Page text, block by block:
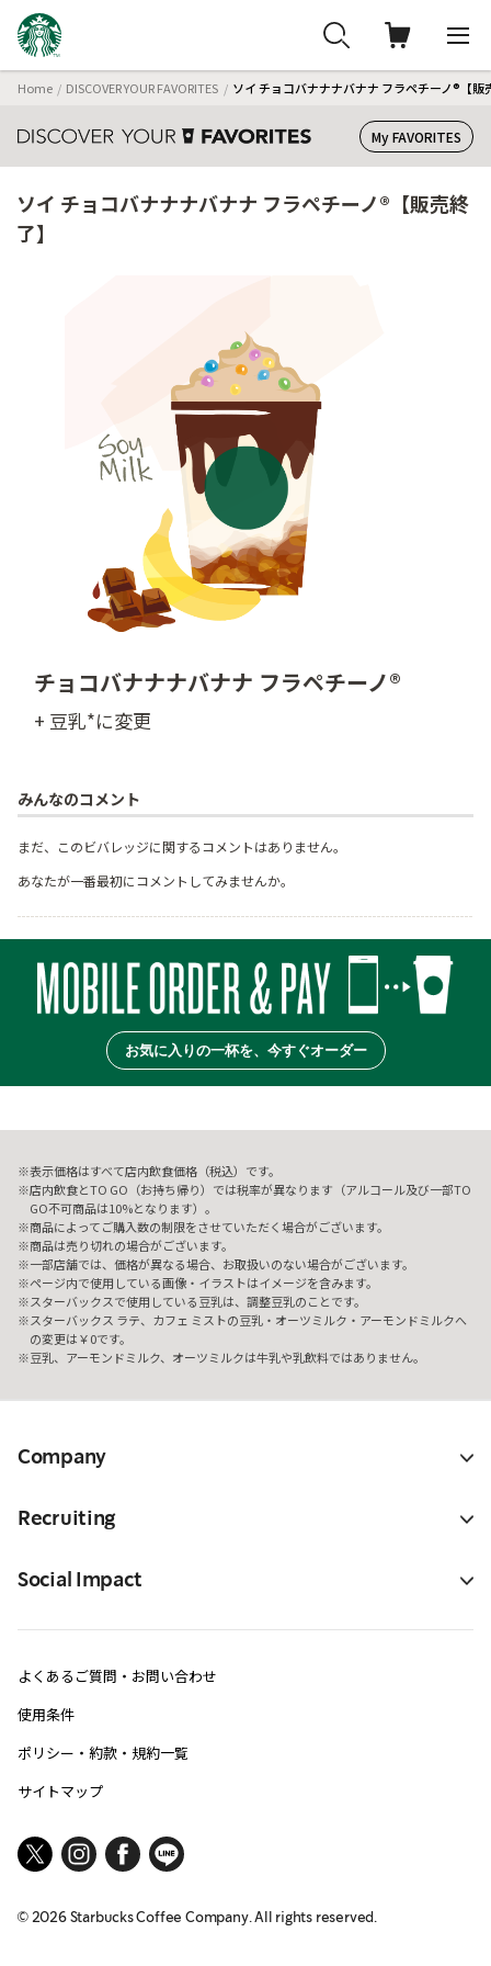
Home DISCOVER YOUR FAVORITES ソイ チョコバナナナバナナ フラペチーノ®【販
My FAVORITES
ソイ チョコバナナナバナナ フラペチーノ®【販売終
了】
チョコバナナナバナナ フラペチーノ®
+ 豆乳*に変更
みんなのコメント
まだ、このビバレッジに関するコメントはありません。
あなたが一番最初にコメントしてみませんか。
お気に入りの一杯を、今すぐオーダー
表示価格はすべて店内飲食価格（税込）です。
店内飲食とTO GO（お持ち帰り）では税率が異なります（アルコール及び一部TO
GO不可商品は10%となります）。
商品によってご購入数の制限をさせていただく場合がございます。
商品は売り切れの場合がございます。
一部店舗では、価格が異なる場合、お取扱いのない場合がございます。
ページ内で使用している画像・イラストはイメージを含みます。
スターバックスで使用している豆乳は、調整豆乳のことです。
スターバックス ラテ、カフェ ミストの豆乳・オーツミルク・アーモンドミルクへ
の変更は￥0です。
豆乳、アーモンドミルク、オーツミルクは牛乳や乳飲料ではありません。
Company
Recruiting
Social Impact
よくあるご質問・お問い合わせ
使用条件
ポリシー・約款・規約一覧
サイトマップ
© 2026Starbucks Coffee Company. All rights reserved.